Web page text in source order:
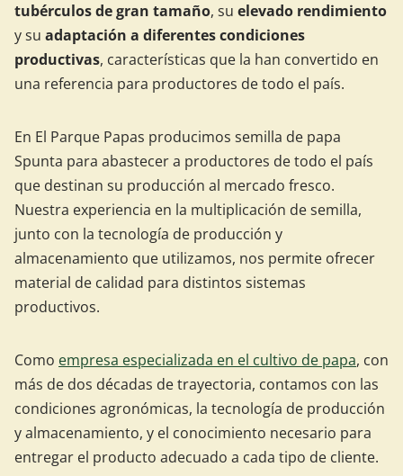
tubérculos de gran tamaño, su elevado rendimiento
y su adaptación a diferentes condiciones
productivas, características que la han convertido en
una referencia para productores de todo el país.
En El Parque Papas producimos semilla de papa
Spunta para abastecer a productores de todo el país
que destinan su producción al mercado fresco.
Nuestra experiencia en la multiplicación de semilla,
junto con la tecnología de producción y
almacenamiento que utilizamos, nos permite ofrecer
material de calidad para distintos sistemas
productivos.
Como empresa especializada en el cultivo de papa, con
más de dos décadas de trayectoria, contamos con las
condiciones agronómicas, la tecnología de producción
y almacenamiento, y el conocimiento necesario para
entregar el producto adecuado a cada tipo de cliente.